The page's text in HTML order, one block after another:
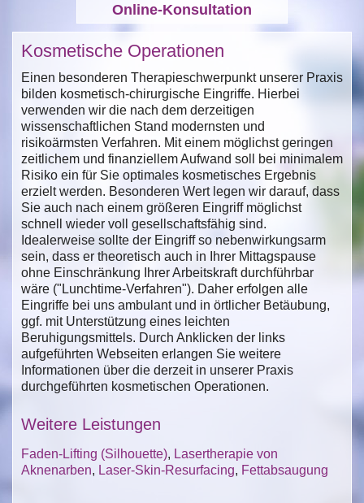
Online-Konsultation
Kosmetische Operationen
Einen besonderen Therapieschwerpunkt unserer Praxis
bilden kosmetisch-chirurgische Eingriffe. Hierbei
verwenden wir die nach dem derzeitigen
wissenschaftlichen Stand modernsten und
risikoärmsten Verfahren. Mit einem möglichst geringen
zeitlichem und finanziellem Aufwand soll bei minimalem
Risiko ein für Sie optimales kosmetisches Ergebnis
erzielt werden. Besonderen Wert legen wir darauf, dass
Sie auch nach einem größeren Eingriff möglichst
schnell wieder voll gesellschaftsfähig sind.
Idealerweise sollte der Eingriff so nebenwirkungsarm
sein, dass er theoretisch auch in Ihrer Mittagspause
ohne Einschränkung Ihrer Arbeitskraft durchführbar
wäre ("Lunchtime-Verfahren"). Daher erfolgen alle
Eingriffe bei uns ambulant und in örtlicher Betäubung,
ggf. mit Unterstützung eines leichten
Beruhigungsmittels. Durch Anklicken der links
aufgeführten Webseiten erlangen Sie weitere
Informationen über die derzeit in unserer Praxis
durchgeführten kosmetischen Operationen.
Weitere Leistungen
Faden-Lifting (Silhouette), Lasertherapie von
Aknenarben, Laser-Skin-Resurfacing, Fettabsaugung